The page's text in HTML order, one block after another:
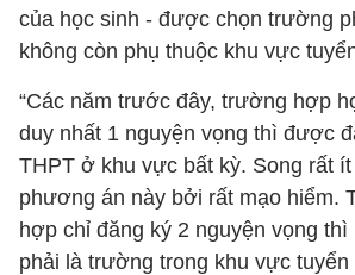
của học sinh - được chọn trường
không còn phụ thuộc khu vực
“Các năm trước đây, trường hợp
duy nhất 1 nguyện vọng thì được
THPT ở khu vực bất kỳ. Song rất
phương án này bởi rất mạo hiểm.
hợp chỉ đăng ký 2 nguyện vọng thì
phải là trường trong khu vực tuyển